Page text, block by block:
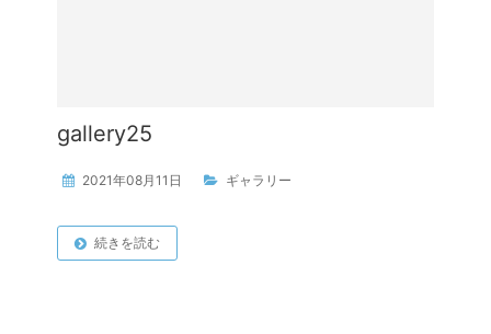
gallery25
2021年08月11日 ギャラリー
続きを読む